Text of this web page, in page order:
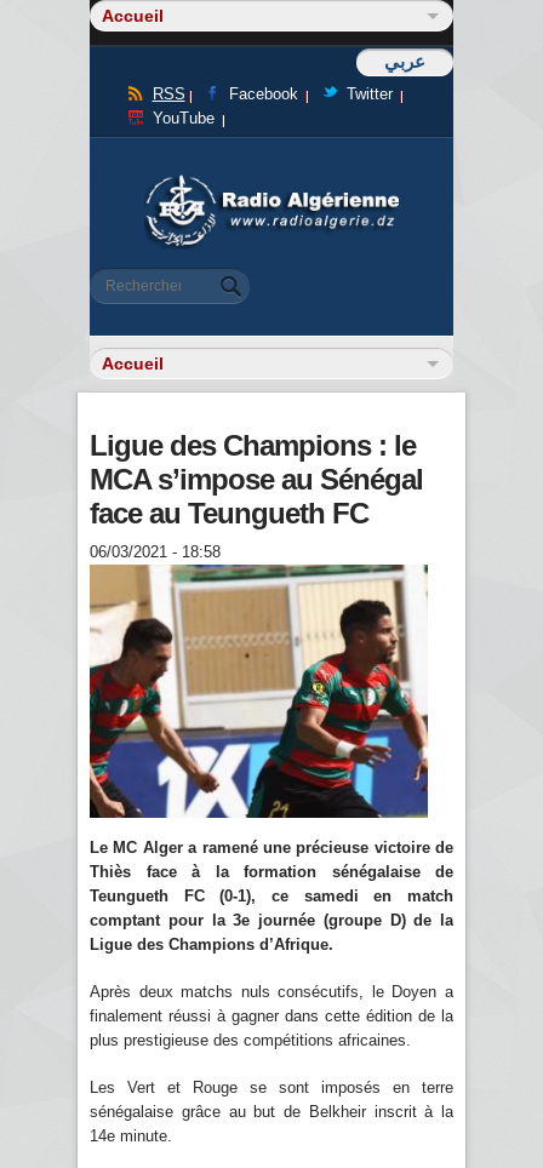
عربي
RSS Facebook
Twitter
YouTube
Formulaire de recherche
Rechercher
Ligue des Champions : le
MCA s’impose au Sénégal
face au Teungueth FC
06/03/2021 - 18:58
Le MC Alger a ramené une précieuse victoire de
Thiès face à la formation sénégalaise de
Teungueth FC (0-1), ce samedi en match
comptant pour la 3e journée (groupe D) de la
Ligue des Champions d’Afrique.
Après deux matchs nuls consécutifs, le Doyen a
finalement réussi à gagner dans cette édition de la
plus prestigieuse des compétitions africaines.
Les Vert et Rouge se sont imposés en terre
sénégalaise grâce au but de Belkheir inscrit à la
14e minute.